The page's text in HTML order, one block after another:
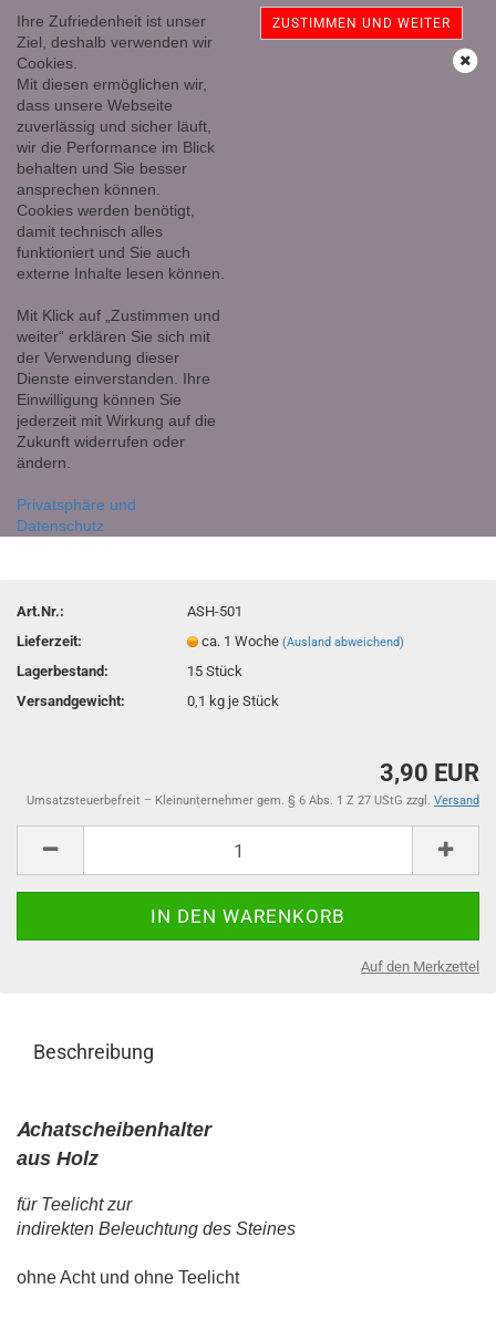
Ihre Zufriedenheit ist unser
Ziel, deshalb verwenden wir
Cookies.
Mit diesen ermöglichen wir,
dass unsere Webseite
zuverlässig und sicher läuft,
wir die Performance im Blick
behalten und Sie besser
ansprechen können.
Cookies werden benötigt,
damit technisch alles
funktioniert und Sie auch
externe Inhalte lesen können.
Mit Klick auf „Zustimmen und
weiter“ erklären Sie sich mit
der Verwendung dieser
Dienste einverstanden. Ihre
Einwilligung können Sie
jederzeit mit Wirkung auf die
Zukunft widerrufen oder
ändern.
Privatsphäre und
Datenschutz
ZUSTIMMEN UND WEITER
Achatscheibenhalter, Holz natur
Art.Nr.:
ASH-501
Lieferzeit:
ca. 1 Woche(Ausland abweichend)
Lagerbestand: 15Stück
Versandgewicht:
0,1 kg je Stück
3,90 EUR
Umsatzsteuerbefreit – Kleinunternehmer gem. § 6 Abs. 1 Z 27 UStG zzgl. Versand
Auf den Merkzettel
Beschreibung
Achatscheibenhalter
aus Holz
für Teelicht zur
indirekten Beleuchtung des Steines
ohne Acht und ohne Teelicht